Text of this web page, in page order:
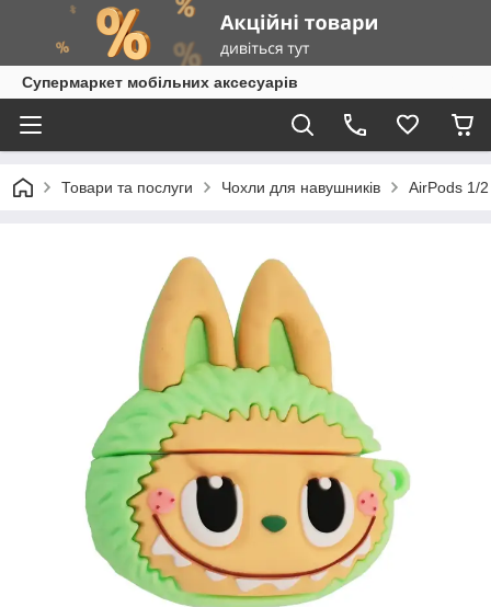
Супермаркет мобільних аксесуарів
Товари та послуги Чохли для навушників AirPods 1/2